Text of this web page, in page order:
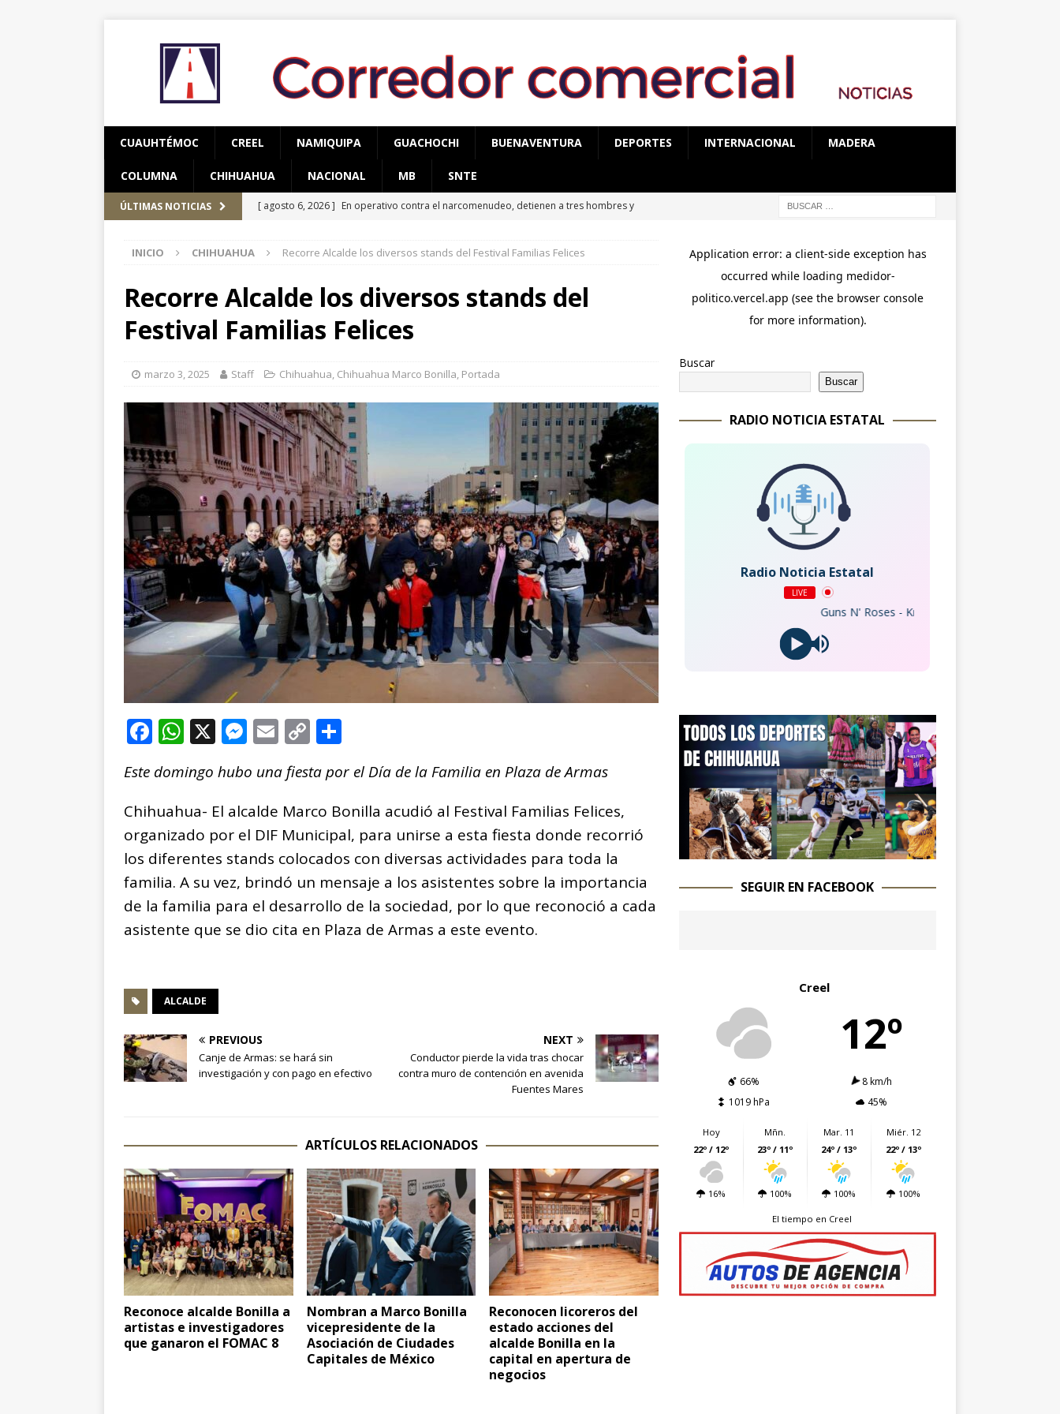
CUAUHTÉMOC CREEL NAMIQUIPA GUACHOCHI BUENAVENTURA DEPORTES INTERNACIONAL MADERA
COLUMNA CHIHUAHUA NACIONAL MB SNTE
ÚLTIMAS NOTICIAS [ agosto 6, 2026 ] En operativo contra el narcomenudeo, detienen a tres hombres y
[ agosto 5, 2026 ] Reconocen a Óscar Léos Mayagoitia por su trabajo al frente del
[ agosto 7, 2026 ] Hallan mujer sin vida en brecha del campo 34, tendría entre 20 y 25
años de edad
CUAUHTÉMOC
[ agosto 6, 2026 ] Recupera AEI Occidente una pick up Nissan con reporte de robo
CUAUHTÉMOC
INICIO CHIHUAHUA Recorre Alcalde los diversos stands del Festival Familias Felices
Recorre Alcalde los diversos stands del
Festival Familias Felices
marzo 3, 2025 Staff Chihuahua, Chihuahua Marco Bonilla, Portada
F
c
e
b
o
o
k
W
at
s
A
p
p
X M
ss
e
n
g
e
r
E
m
ai
l
C
p
y
Li
n
k
m
p
ar
ti
r
Este domingo hubo una fiesta por el Día de la Familia en Plaza de Armas
Chihuahua- El alcalde Marco Bonilla acudió al Festival Familias Felices,
organizado por el DIF Municipal, para unirse a esta fiesta donde recorrió
los diferentes stands colocados con diversas actividades para toda la
familia. A su vez, brindó un mensaje a los asistentes sobre la importancia
de la familia para el desarrollo de la sociedad, por lo que reconoció a cada
asistente que se dio cita en Plaza de Armas a este evento.
ALCALDE
PREVIOUS
Canje de Armas: se hará sin
investigación y con pago en efectivo
NEXT
Conductor pierde la vida tras chocar
contra muro de contención en avenida
Fuentes Mares
ARTÍCULOS RELACIONADOS
Reconoce alcalde Bonilla a
artistas e investigadores
que ganaron el FOMAC 8
Nombran a Marco Bonilla
vicepresidente de la
Asociación de Ciudades
Capitales de México
Reconocen licoreros del
estado acciones del
alcalde Bonilla en la
capital en apertura de
negocios
Buscar
Buscar
RADIO NOTICIA ESTATAL
Radio Noticia Estatal
LIVE
Guns N' Roses - Knockin' On Heaven's Door
SEGUIR EN FACEBOOK
Creel
12º
66%
8 km/h
1019 hPa
45%
Hoy
22º / 12º
16%
Mñn.
23º / 11º
100%
Mar. 11
24º / 13º
100%
Miér. 12
22º / 13º
100%
El tiempo en Creel